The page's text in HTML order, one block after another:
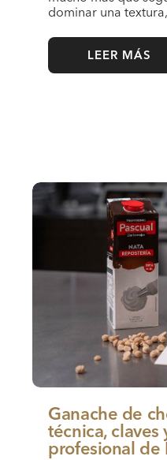
dominar una
LEER MÁS
Ganache de
técnica, claves
profesional de